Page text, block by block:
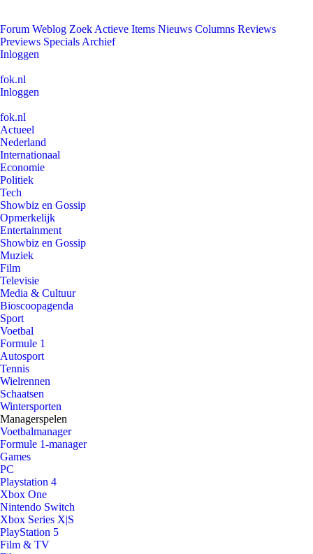
Forum Weblog Zoek Actieve Items Nieuws Columns Reviews
Previews Specials Archief
Inloggen
fok.nl
Inloggen
fok.nl
Actueel
Nederland
Internationaal
Economie
Politiek
Tech
Showbiz en Gossip
Opmerkelijk
Entertainment
Showbiz en Gossip
Muziek
Film
Televisie
Media & Cultuur
Bioscoopagenda
Sport
Voetbal
Formule 1
Autosport
Tennis
Wielrennen
Schaatsen
Wintersporten
Managerspelen
Voetbalmanager
Formule 1-manager
Games
PC
Playstation 4
Xbox One
Nintendo Switch
Xbox Series X|S
PlayStation 5
Film & TV